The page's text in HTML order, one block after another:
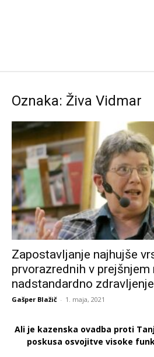
Oznaka: Živa Vidmar
Zapostavljanje najhujše
prvorazrednih v
nadstandardno
Gašper Blažič - 1. maja, 2021
Ali je kazenska ovadba proti
poskusa osvojitve visoke